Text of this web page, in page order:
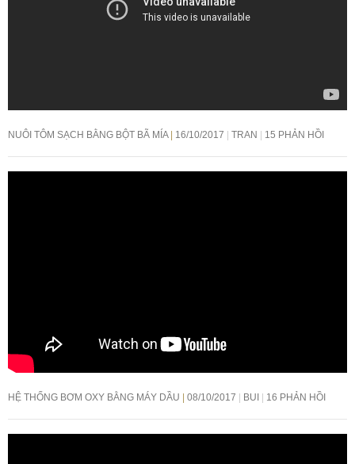
NUÔI TÔM SẠCH BẰNG BỘT BÃ MÍA 16/10/2017 TRAN 15 PHẢN HỒI
HỆ THỐNG BƠM OXY BẰNG MÁY DẦU 08/10/2017 BUI 16 PHẢN HỒI